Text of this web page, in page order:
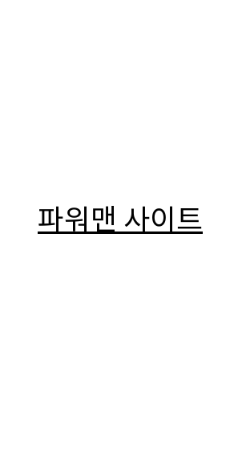
파워맨 사이트